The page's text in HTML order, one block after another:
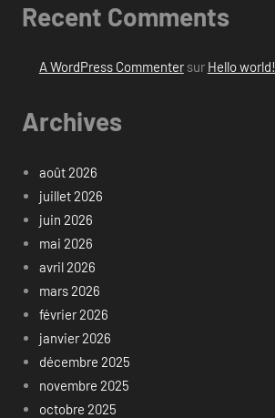
Recent Comments
A WordPress Commentersur Hello world!
Archives
août 2026
juillet 2026
juin 2026
mai 2026
avril 2026
mars 2026
février 2026
janvier 2026
décembre 2025
novembre 2025
octobre 2025